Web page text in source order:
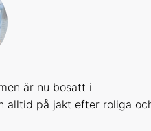
är nu bosatt i
alltid på jakt efter roliga